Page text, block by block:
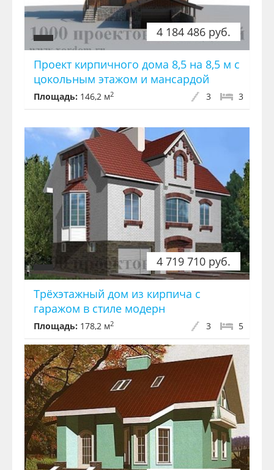
4 184 486 руб.
Проект кирпичного дома 8,5 на 8,5 м с
цокольным этажом и мансардой
Площадь: 146,2 м2 3
3
4 719 710 руб.
Трёхэтажный дом из кирпича с
гаражом в стиле модерн
Площадь: 178,2 м2 5
3